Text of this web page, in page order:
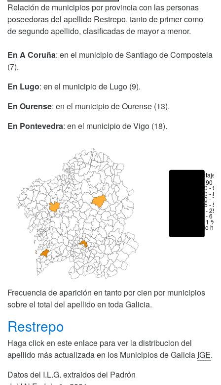
Relación de municipios por provincia con las personas
poseedoras del apellido Restrepo, tanto de primer como
de segundo apellido, clasificadas de mayor a menor.
En A Coruña: en el municipio de Santiago de Compostela
(7).
En Lugo: en el municipio de Lugo (9).
En Ourense: en el municipio de Ourense (13).
En Pontevedra: en el municipio de Vigo (18).
Porcentajes
> 90 %
80 -
70 -
50 -
25 -
6 - 25
1 - 6 %
< 1 %
No hay
Frecuencia de aparición en tanto por cien por municipios
sobre el total del apellido en toda Galicia.
Restrepo
Haga click en este enlace para ver la distribucion del
apellido más actualizada en los Municipios de Galicia IGE.
Datos del I.L.G. extraidos del Padrón